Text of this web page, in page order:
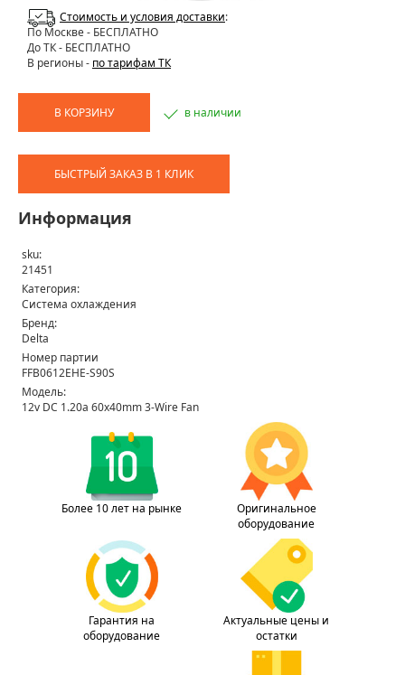
Стоимость и условия доставки:
По Москве- БЕСПЛАТНО
До ТК - БЕСПЛАТНО
В регионы - по тарифам ТК
В КОРЗИНУ в наличии
БЫСТРЫЙ ЗАКАЗ В 1 КЛИК
Информация
sku:
21451
Категория:
Система охлаждения
Бренд:
Delta
Номер партии
FFB0612EHE-S90S
Модель:
12v DC 1.20a 60x40mm 3-Wire Fan
Более 10 лет на рынке
Оригинальное
оборудование
Гарантия на
оборудование
Актуальные цены и
остатки